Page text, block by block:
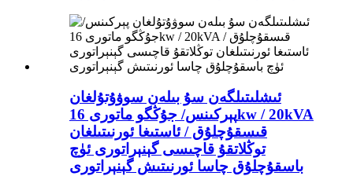
ئىشلىتىلگەن سۇ بىلەن سوۋۇتۇلغان
پېركىنس/ جۇڭگو ماتورى 16kw / 20kVA
قىسقۇچلۇق / ئاستىغا ئورنىتىلغان
توڭلاتقۇ قاچىسى گېنېراتورى ئۈچ
باسقۇچلۇق چاسا ئورنىتىش گېنېراتورى